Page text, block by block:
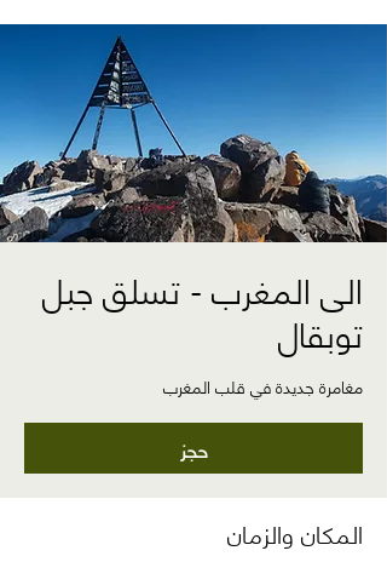
الى المغرب - تسلق جبل
توبقال
مغامرة جديدة في قلب المغرب
حجز
المكان والزمان